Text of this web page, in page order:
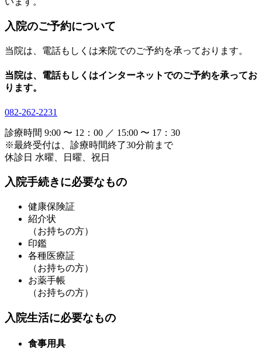
入院のご予約について
当院は、電話もしくは来院でのご予約を承っております。
当院は、電話もしくはインターネットでのご予約を承ってお
ります。
082-262-2231
診療時間 9:00 〜 12：00 ／ 15:00 〜 17：30
※最終受付は、診療時間終了30分前まで
休診日 水曜、日曜、祝日
入院手続きに必要なもの
健康保険証
紹介状
（お持ちの方）
印鑑
各種医療証
（お持ちの方）
お薬手帳
（お持ちの方）
入院生活に必要なもの
食事用具